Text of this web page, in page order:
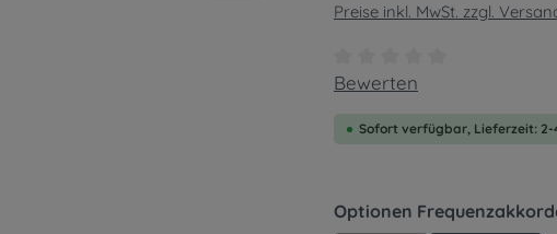
Preise inkl. MwSt. zzgl.
Durchschnittliche
Bewerten
Sofort verfügbar, Lieferzeit: 2-
Optionen